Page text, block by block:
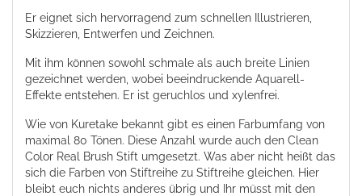
Er eignet sich hervorragend zum schnellen Illustrieren,
Skizzieren, Entwerfen und Zeichnen.
Mit ihm können sowohl schmale als auch breite Linien
gezeichnet werden, wobei beeindruckende Aquarell-
Effekte entstehen. Er ist geruchlos und xylenfrei.
Wie von Kuretake bekannt gibt es einen Farbumfang von
maximal 80 Tönen. Diese Anzahl wurde auch den Clean
Color Real Brush Stift umgesetzt. Was aber nicht heißt das
sich die Farben von Stiftreihe zu Stiftreihe gleichen. Hier
bleibt euch nichts anderes übrig und Ihr müsst mit den